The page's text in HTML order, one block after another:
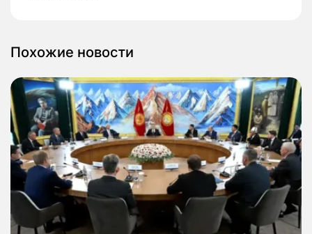
Похожие новости